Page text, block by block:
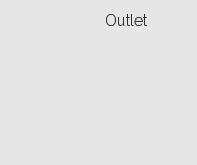
Outlet